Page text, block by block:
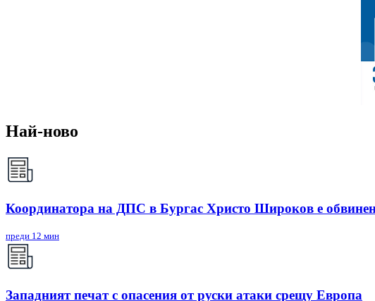
Най-ново
Координатора на ДПС в Бургас Христо Широков е
преди 12 мин
Западният печат с опасения от руски атаки срещу Европа